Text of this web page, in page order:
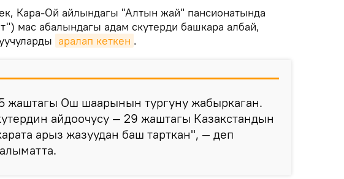
Кара-Ой айлындагы "Алтын жай" пансионатында
мас абалындагы адам скутерди башкара албай,
аралап кеткен .
жаштагы Ош шаарынын тургуну жабыркаган.
айдоочусу — 29 жаштагы Казакстандын
арыз жазуудан баш тарткан", — деп